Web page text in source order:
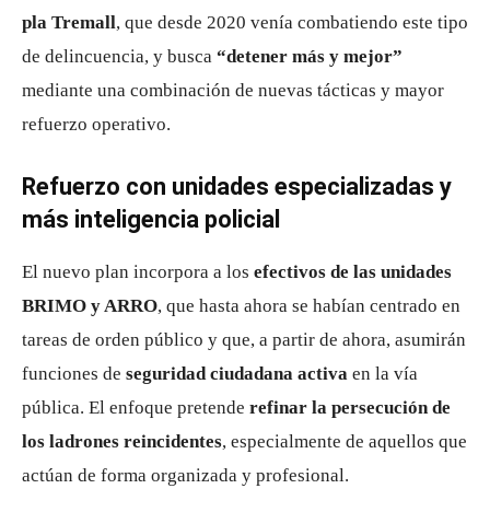
pla Tremall, que desde 2020 venía combatiendo este tipo
de delincuencia, y busca “detener más y mejor”
mediante una combinación de nuevas tácticas y mayor
refuerzo operativo.
Refuerzo con unidades especializadas y
más inteligencia policial
El nuevo plan incorpora a los efectivos de las unidades
BRIMO y ARRO, que hasta ahora se habían centrado en
tareas de orden público y que, a partir de ahora, asumirán
funciones de seguridad ciudadana activa en la vía
pública. El enfoque pretende refinar la persecución de
los ladrones reincidentes, especialmente de aquellos que
actúan de forma organizada y profesional.